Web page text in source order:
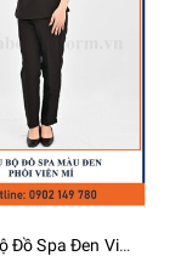
Mẫu Bộ Đồ Spa Đen Viền Mí - Bamboo Uniform